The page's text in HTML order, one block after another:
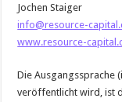
Jochen Staiger
info@resource-
www.resource-
Die Ausgangssprache
veröffentlicht wird, ist